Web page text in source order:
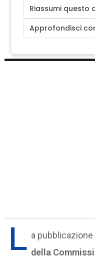
Riassumi questo
Approfondisci
L a
della